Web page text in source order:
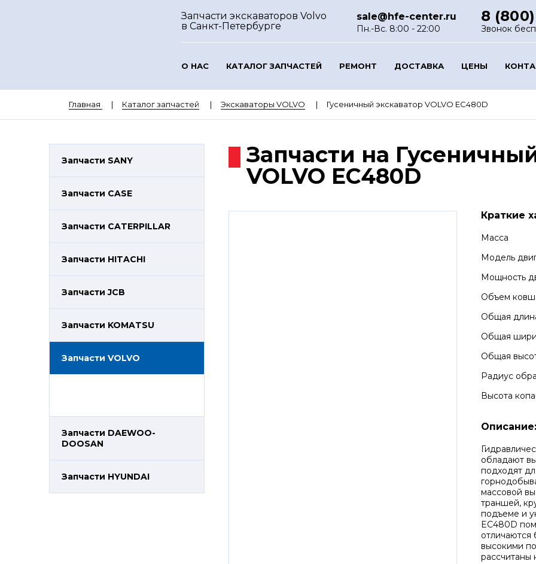
Запчасти экскаваторов Volvo
в Санкт-Петербурге
sale@hfe-center.ru
Пн.-Вс. 8:00 - 22:00
8
Звонок
О НАС КАТАЛОГ ЗАПЧАСТЕЙ РЕМОНТ ДОСТАВКА ЦЕНЫ
Главная Каталог запчастей Экскаваторы VOLVO Гусеничный экскаватор VOLVO EC480D
Запчасти SANY
Запчасти CASE
Запчасти CATERPILLAR
Запчасти HITACHI
Запчасти JCB
Запчасти KOMATSU
Запчасти VOLVO
Запчасти DAEWOO-
DOOSAN
Запчасти HYUNDAI
Запчасти на
VOLVO EC480D
Краткие
Масса
Модель
Мощность
Объем
Общая
Общая
Общая
Радиус
Высота
Описание:
обладают
подходят
массовой
траншей,
подъеме и
EC480D
высокими
рассчитаны